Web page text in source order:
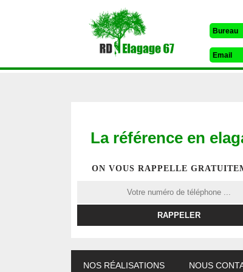
Bureau
Email
La référence en
ON VOUS RAPPELLE
NOS RÉALISATIONS NOUS